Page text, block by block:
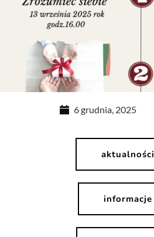
6 grudnia, 2025
aktualności
informacje